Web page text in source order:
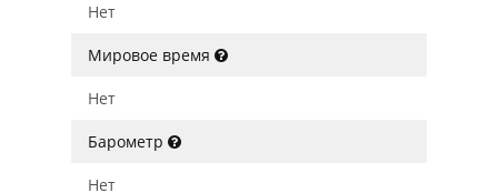
Нет
Мировое время
Нет
Барометр
Нет